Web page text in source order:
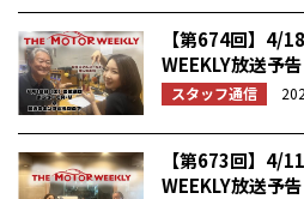
【第674回】4/
WEEKLY放送予告
スタッフ通信
【第673回】4/
WEEKLY放送予告